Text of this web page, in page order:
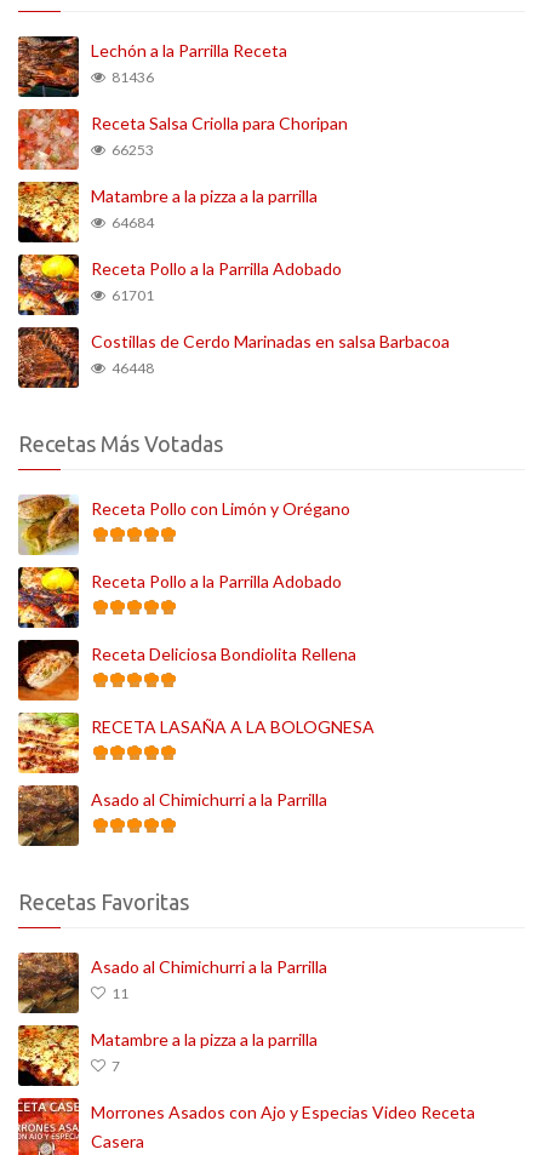
Lechón a la Parrilla Receta
81436
Receta Salsa Criolla para Choripan
66253
Matambre a la pizza a la parrilla
64684
Receta Pollo a la Parrilla Adobado
61701
Costillas de Cerdo Marinadas en salsa Barbacoa
46448
Recetas Más Votadas
Receta Pollo con Limón y Orégano
Receta Pollo a la Parrilla Adobado
Receta Deliciosa Bondiolita Rellena
RECETA LASAÑA A LA BOLOGNESA
Asado al Chimichurri a la Parrilla
Recetas Favoritas
Asado al Chimichurri a la Parrilla
11
Matambre a la pizza a la parrilla
7
Morrones Asados con Ajo y Especias Video Receta
Casera